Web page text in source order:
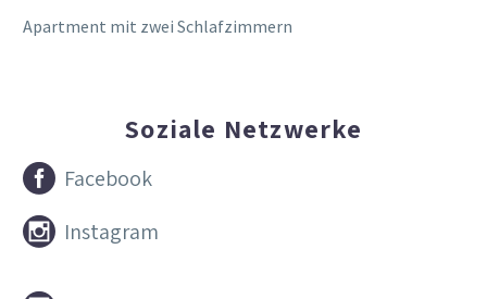
Apartment mit zwei Schlafzimmern
Soziale Netzwerke

 Facebook

 Instagram